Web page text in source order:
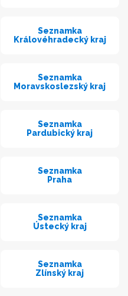
Seznamka
Královéhradecký kraj
Seznamka
Moravskoslezský kraj
Seznamka
Pardubický kraj
Seznamka
Praha
Seznamka
Ústecký kraj
Seznamka
Zlínský kraj